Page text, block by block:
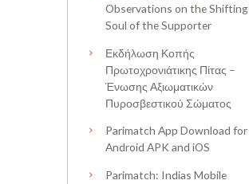
Observations on the Shifting
Soul of the Supporter
Εκδήλωση Κοπής
Πρωτοχρονιάτικης Πίτας –
Ένωσης Αξιωματικών
Πυροσβεστικού Σώματος
Parimatch App Download for
Android APK and iOS
Parimatch: Indias Mobile